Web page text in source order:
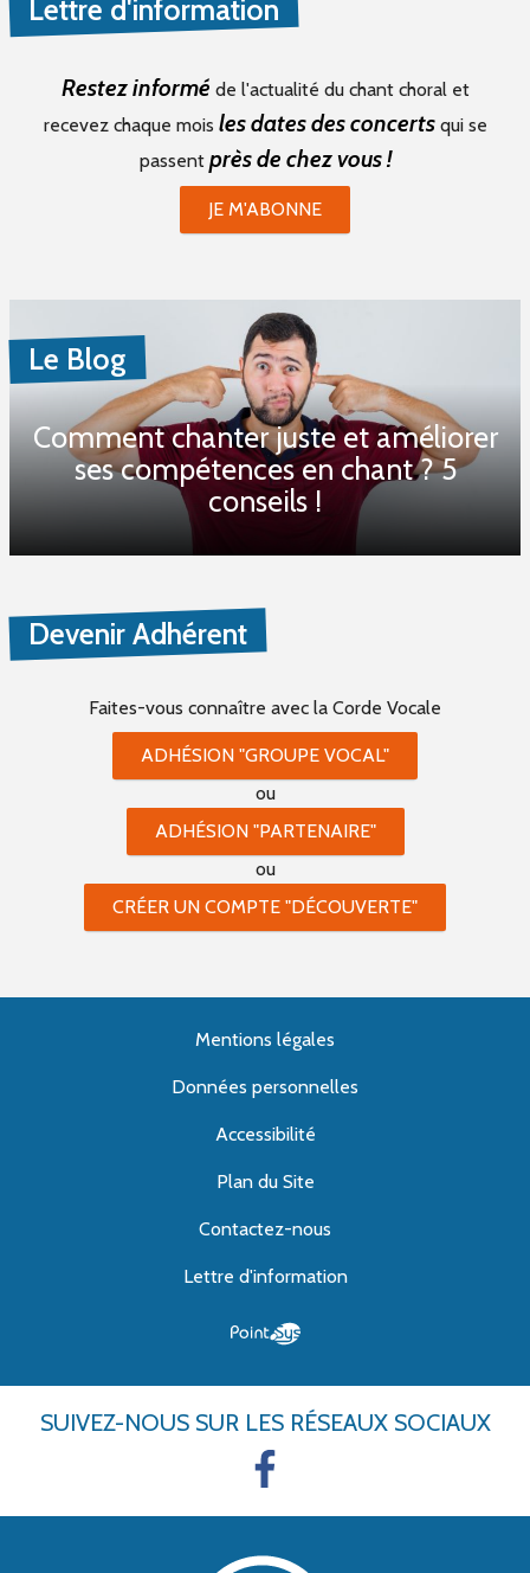
Lettre d'information
Restez informé de l'actualité du chant choral et
recevez chaque mois les dates des concertsqui se
passent près de chez vous !
JE M'ABONNE
Le Blog
Comment chanter juste et améliorer
ses compétences en chant ? 5
conseils !
Devenir Adhérent
Faites-vous connaître avec la Corde Vocale
ADHÉSION "GROUPE VOCAL"
ou
ADHÉSION "PARTENAIRE"
ou
CRÉER UN COMPTE "DÉCOUVERTE"
Mentions légales
Données personnelles
Accessibilité
Plan du Site
Contactez-nous
Lettre d'information
SUIVEZ-NOUS SUR LES RÉSEAUX SOCIAUX